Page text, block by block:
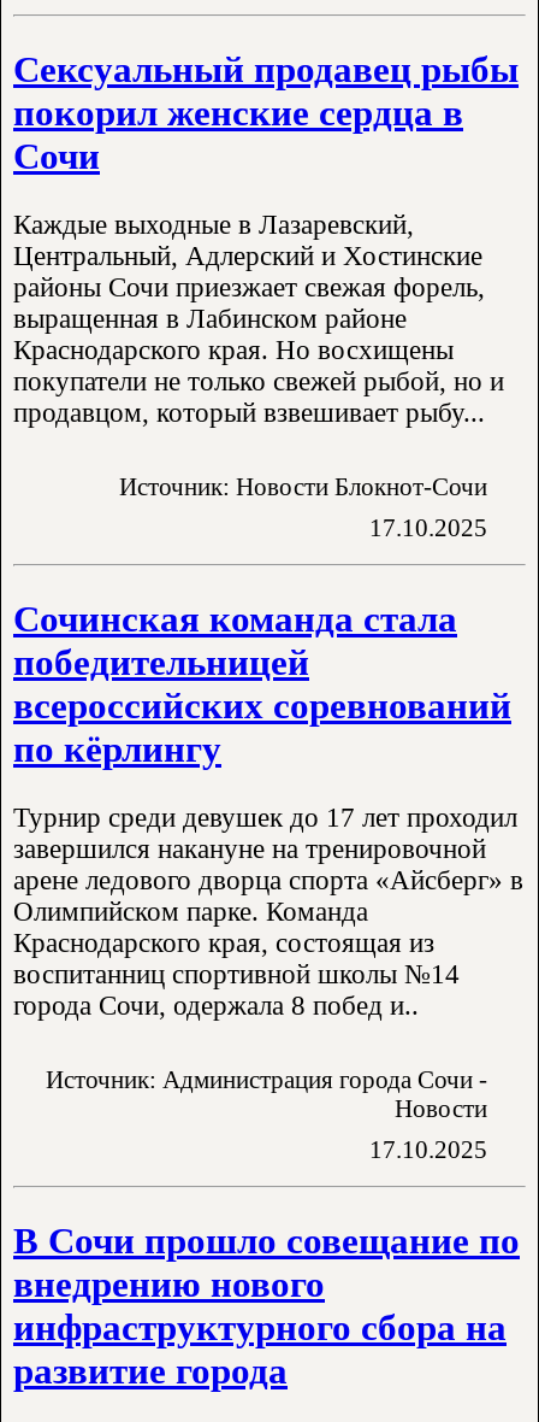
Сексуальный продавец рыбы
покорил женские сердца в
Сочи
Каждые выходные в Лазаревский,
Центральный, Адлерский и Хостинские
районы Сочи приезжает свежая форель,
выращенная в Лабинском районе
Краснодарского края. Но восхищены
покупатели не только свежей рыбой, но и
продавцом, который взвешивает рыбу...
Источник: Новости Блокнот-Сочи
17.10.2025
Сочинская команда стала
победительницей
всероссийских соревнований
по кёрлингу
Турнир среди девушек до 17 лет проходил
завершился накануне на тренировочной
арене ледового дворца спорта «Айсберг» в
Олимпийском парке. Команда
Краснодарского края, состоящая из
воспитанниц спортивной школы №14
города Сочи, одержала 8 побед и..
Источник: Администрация города Сочи -
Новости
17.10.2025
В Сочи прошло совещание по
внедрению нового
инфраструктурного сбора на
развитие города